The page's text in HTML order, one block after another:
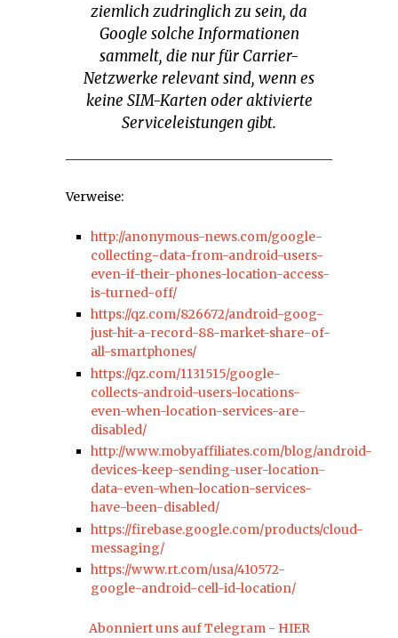
ziemlich zudringlich zu sein, da
Google solche Informationen
sammelt, die nur für Carrier-
Netzwerke relevant sind, wenn es
keine SIM-Karten oder aktivierte
Serviceleistungen gibt.
Verweise:
http://anonymous-news.com/google-
collecting-data-from-android-users-
even-if-their-phones-location-access-
is-turned-off/
https://qz.com/826672/android-goog-
just-hit-a-record-88-market-share-of-
all-smartphones/
https://qz.com/1131515/google-
collects-android-users-locations-
even-when-location-services-are-
disabled/
http://www.mobyaffiliates.com/blog/android-
devices-keep-sending-user-location-
data-even-when-location-services-
have-been-disabled/
https://firebase.google.com/products/cloud-
messaging/
https://www.rt.com/usa/410572-
google-android-cell-id-location/
Abonniert uns auf Telegram - HIER